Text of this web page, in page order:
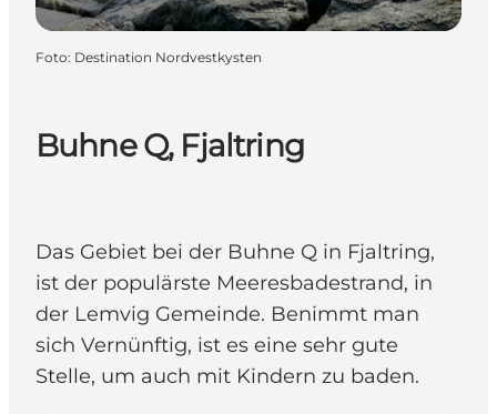
Buhne Q, Fjaltring
Das Gebiet bei der Buhne Q in Fjaltring,
ist der populärste Meeresbadestrand, in
der Lemvig Gemeinde. Benimmt man
sich Vernünftig, ist es eine sehr gute
Stelle, um auch mit Kindern zu baden.
Foto: Destination Nordvestkysten